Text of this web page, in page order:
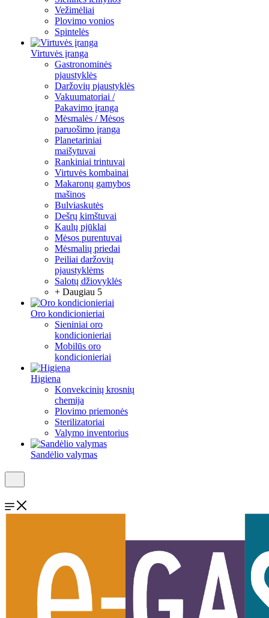
Vežimėliai
Plovimo vonios
Spintelės
Virtuvės įranga
Gastronominės
pjaustyklės
Daržovių pjaustyklės
Vakuumatoriai /
Pakavimo įranga
Mėsmalės / Mėsos
paruošimo įranga
Planetariniai
maišytuvai
Rankiniai trintuvai
Virtuvės kombainai
Makaronų gamybos
mašinos
Bulviaskutės
Dešrų kimštuvai
Kaulų pjūklai
Mėsos purentuvai
Mėsmalių priedai
Peiliai daržovių
pjaustyklėms
Salotų džiovyklės
+ Daugiau 5
Oro kondicionieriai
Sieniniai oro
kondicionieriai
Mobilūs oro
kondicionieriai
Higiena
Konvekcinių krosnių
chemija
Plovimo priemonės
Sterilizatoriai
Valymo inventorius
Sandėlio valymas